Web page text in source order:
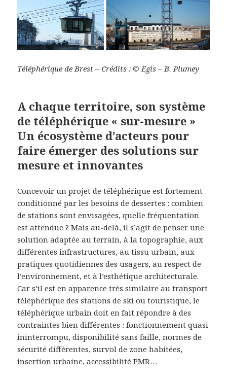
Téléphérique de Brest –Crédits : © Egis – B. Plumey
A chaque territoire, son système
de téléphérique « sur-mesure »
Un écosystème d’acteurs pour
faire émerger des solutions sur
mesure et innovantes
Concevoir un projet de téléphérique est fortement
conditionné par les besoins de dessertes : combien
de stations sont envisagées, quelle fréquentation
est attendue ? Mais au-delà, il s’agit de penser une
solution adaptée au terrain, à la topographie, aux
différentes infrastructures, au tissu urbain, aux
pratiques quotidiennes des usagers, au respect de
l’environnement, et à l’esthétique architecturale.
Car s’il est en apparence très similaire au transport
téléphérique des stations de ski ou touristique, le
téléphérique urbain doit en fait répondre à des
contraintes bien différentes : fonctionnement quasi
ininterrompu, disponibilité sans faille, normes de
sécurité différentes, survol de zone habitées,
insertion urbaine, accessibilité PMR…